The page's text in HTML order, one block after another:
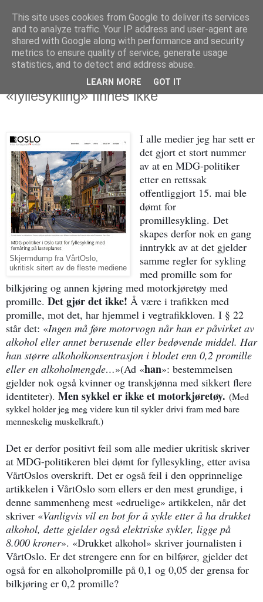
Politikus
søndag 20. mai 2018
Ingen promillegrense for sykling,
«fyllesykling» finnes ikke
Skjermdump fra VårtOslo,
ukritisk sitert av de fleste mediene
I alle medier jeg har sett er
det gjort et stort nummer
av at en MDG-politiker
etter en rettssak
offentliggjort 15. mai ble
dømt for
promillesykling. Det
skapes derfor nok en gang
inntrykk av at det gjelder
samme regler for sykling
med promille som for
bilkjøring og annen kjøring med motorkjøretøy med
promille. Det gjør det ikke! Å være i trafikken med
promille, mot det, har hjemmel i vegtrafikkloven. I § 22
står det: «Ingen må føre motorvogn når han er påvirket av
alkohol eller annet berusende eller bedøvende middel. Har
han større alkoholkonsentrasjon i blodet enn 0,2 promille
eller en alkoholmengde…»(Ad «han»: bestemmelsen
gjelder nok også kvinner og transkjønna med sikkert flere
identiteter). Men sykkel er ikke et motorkjøretøy. (Med
sykkel holder jeg meg videre kun til syklerdrivi fram med bare
menneskelig muskelkraft.)
Det er derfor positivt feil som alle medier ukritisk skriver
at MDG-politikeren blei dømt for fyllesykling, etter avisa
VårtOslos overskrift. Det er også feil i den opprinnelige
artikkelen i VårtOslo som ellers er den mest grundige, i
denne sammenheng mest «edruelige» artikkelen, når det
skriver «Vanligvis vil en bot for å sykle etter å ha drukket
alkohol, dette gjelder også elektriske sykler, ligge på
8.000 kroner». «Drukket alkohol» skriver journalisten i
VårtOslo. Er det strengere enn for en bilfører, gjelder det
også for en alkoholpromille på 0,1 og 0,05 der grensa for
bilkjøring er 0,2 promille?
This site uses cookies from Google to deliver its services
and to analyze traffic. Your IP address and user-agent are
shared with Google along with performance and security
metrics to ensure quality of service, generate usage
statistics, and to detect and address abuse.
LEARN MORE GOT IT